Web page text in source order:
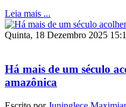
Leia mais ...
Quinta, 18 Dezembro 2025
Há mais de um século
amazônica